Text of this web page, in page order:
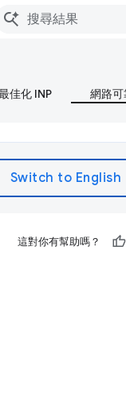
佳化 INP 網路可
這對你有幫助嗎？